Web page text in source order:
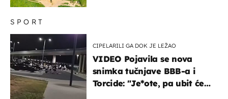
SPORT
CIPELARILI GA DOK JE LEŽAO
VIDEO Pojavila se nova
snimka tučnjave BBB-a i
Torcide: "Je*ote, pa ubit će